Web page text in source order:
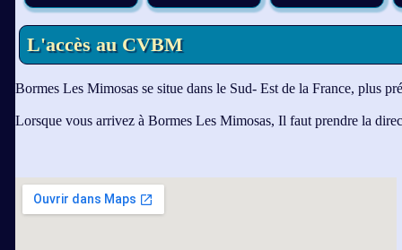
L'accès au CVBM
Bormes Les Mimosas se situe dans le Sud- Est de la France, plus
Lorsque vous arrivez à Bormes Les Mimosas, Il faut prendre la